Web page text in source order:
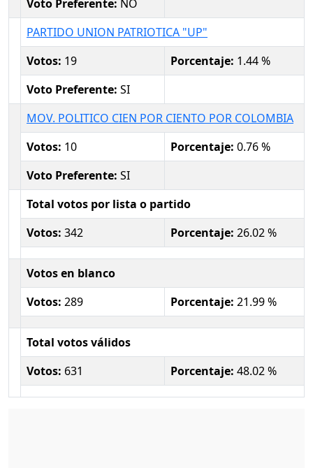
Voto Preferente: NO
PARTIDO UNION PATRIOTICA "UP"
Votos: 19 Porcentaje: 1.44 %
Voto Preferente: SI
MOV. POLITICO CIEN POR CIENTO POR COLOMBIA
Votos: 10 Porcentaje: 0.76 %
Voto Preferente: SI
Total votos por lista o partido
Votos: 342 Porcentaje: 26.02 %
Votos en blanco
Votos: 289 Porcentaje: 21.99 %
Total votos válidos
Votos: 631 Porcentaje: 48.02 %